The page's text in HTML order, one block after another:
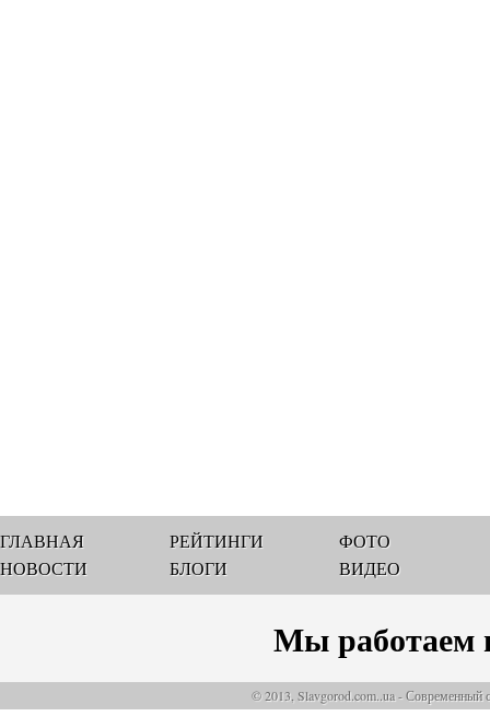
ГЛАВНАЯ
НОВОСТИ
РЕЙТИНГИ
БЛОГИ
ФОТО
ВИДЕО
Мы работаем
© 2013, Slavgorod.com..ua - Современный